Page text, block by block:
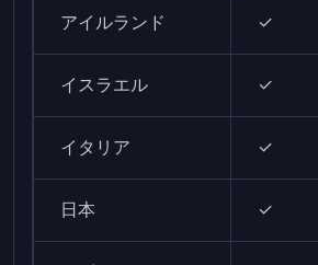
アイルランド ✓
イスラエル ✓
イタリア ✓
日本 ✓